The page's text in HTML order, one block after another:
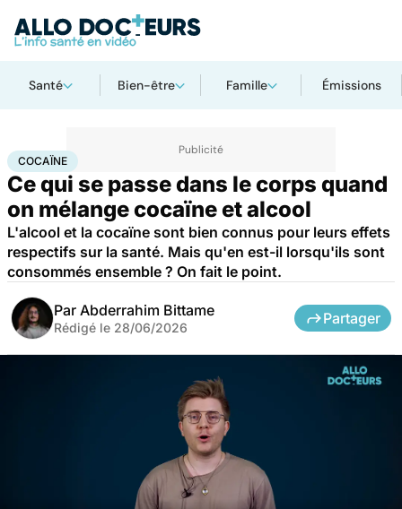
Santé Bien-être Famille Émissions
AccueilSanté Drogues et addictions
COCAÏNE
Ce qui se passe dans le corps quand
on mélange cocaïne et alcool
L'alcool et la cocaïne sont bien connus pour leurs effets
respectifs sur la santé. Mais qu'en est-il lorsqu'ils sont
consommés ensemble ? On fait le point.
Par Abderrahim Bittame
Rédigé le 28/06/2026
Partager